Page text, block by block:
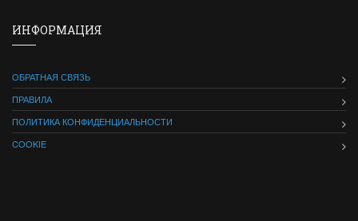
ИНФОРМАЦИЯ
ОБРАТНАЯ СВЯЗЬ
ПРАВИЛА
ПОЛИТИКА КОНФИДЕНЦИАЛЬНОСТИ
COOKIE